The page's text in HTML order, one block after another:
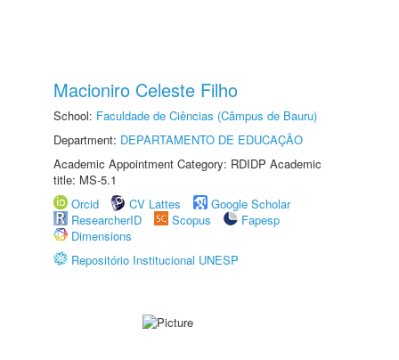
Macioniro Celeste Filho
School: Faculdade de Ciências (Câmpus de Bauru)
Department: DEPARTAMENTO DE EDUCAÇÃO
Academic Appointment Category: RDIDP Academic
title: MS-5.1
Orcid
CV Lattes
Google Scholar
ResearcherID
Scopus
Fapesp
Dimensions
Repositório Institucional UNESP